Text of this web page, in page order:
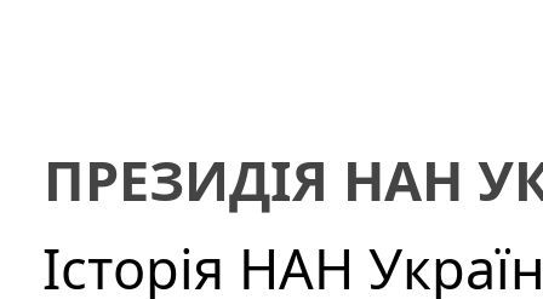
ПРЕЗИДІЯ НАН
Історія НАН